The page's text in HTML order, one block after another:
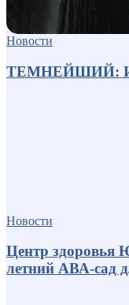
Новости
ТЕМНЕЙШИЙ:
Новости
Центр здоровья
летний АВА-сад